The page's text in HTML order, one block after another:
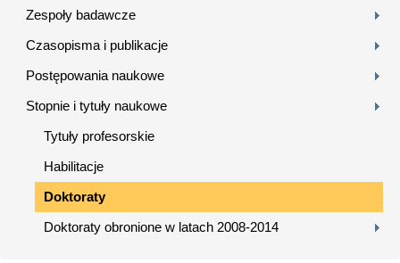
Zespoły badawcze
Czasopisma i publikacje
Postępowania naukowe
Stopnie i tytuły naukowe
Tytuły profesorskie
Habilitacje
Doktoraty
Doktoraty obronione w latach 2008-2014